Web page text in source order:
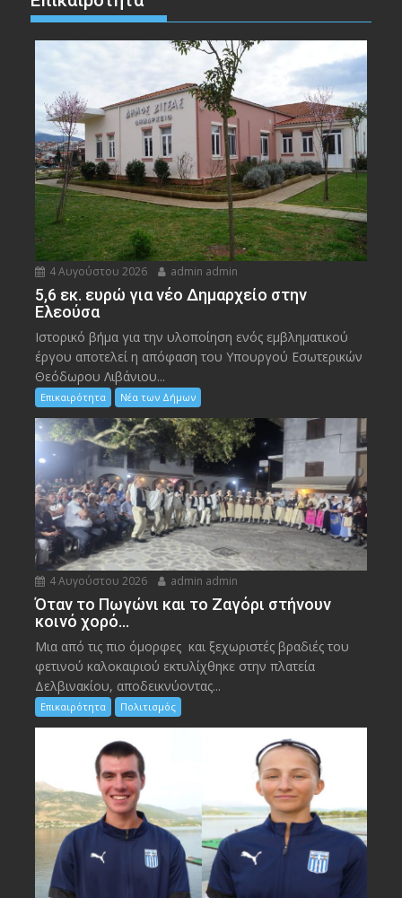
4 Αυγούστου 2026 admin admin
5,6 εκ. ευρώ για νέο Δημαρχείο στην
Ελεούσα
Ιστορικό βήμα για την υλοποίηση ενός εμβληματικού
έργου αποτελεί η απόφαση του Υπουργού Εσωτερικών
Θεόδωρου Λιβάνιου...
Επικαιρότητα Νέα των Δήμων
4 Αυγούστου 2026 admin admin
Όταν το Πωγώνι και το Ζαγόρι στήνουν
κοινό χορό…
Μια από τις πιο όμορφες και ξεχωριστές βραδιές του
φετινού καλοκαιριού εκτυλίχθηκε στην πλατεία
Δελβινακίου, αποδεικνύοντας...
Επικαιρότητα Πολιτισμός